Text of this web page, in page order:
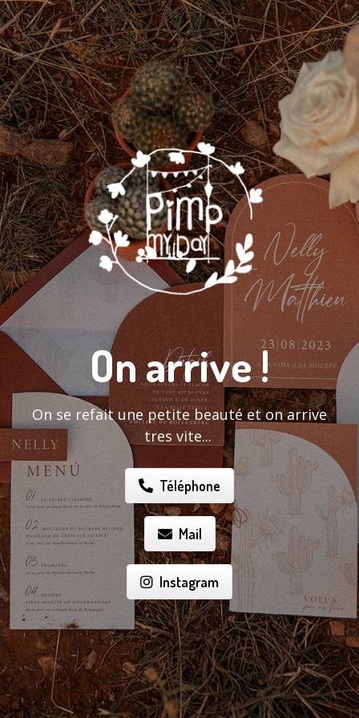
On arrive !
On se refait une petite beauté et on arrive
tres vite...
Téléphone
Mail
Instagram